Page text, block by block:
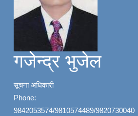
गजेन्द्र भुजेल
सूचना अधिकारी
Phone:
9842053574/9810574489/9820730040